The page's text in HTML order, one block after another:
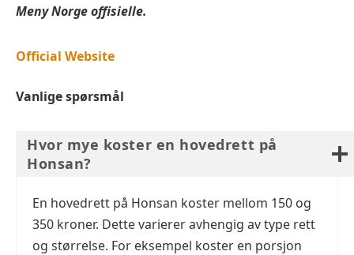
Meny Norge offisielle.
Official Website
Vanlige spørsmål
Hvor mye koster en hovedrett på
Honsan?
En hovedrett på Honsan koster mellom 150 og
350 kroner. Dette varierer avhengig av type rett
og størrelse. For eksempel koster en porsjon